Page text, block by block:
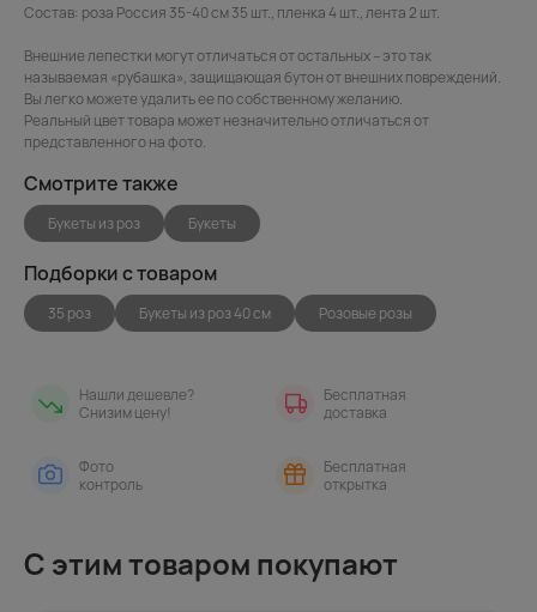
Состав: роза Россия 35-40 см 35 шт., пленка 4 шт., лента 2 шт.
Внешние лепестки могут отличаться от остальных – это так
называемая «рубашка», защищающая бутон от внешних повреждений.
Вы легко можете удалить ее по собственному желанию.
Реальный цвет товара может незначительно отличаться от
представленного на фото.
Смотрите также
Букеты из роз Букеты
Подборки с товаром
35 роз Букеты из роз 40 см Розовые розы
Нашли дешевле?
Снизим цену!
Бесплатная
доставка
Фото
контроль
Бесплатная
открытка
С этим товаром покупают